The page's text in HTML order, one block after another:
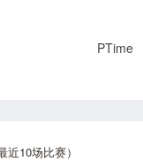
PTime
10场比赛）